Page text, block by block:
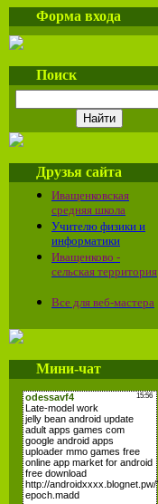
Форма входа
Поиск
Друзья сайта
Иващенковская
средняя школа
Учителю физики и
информатики
Иващенково -
сельская территория
Все для веб-мастера
Мини-чат